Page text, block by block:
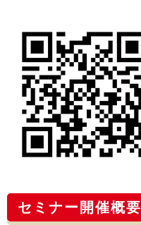
セミナー開催概要